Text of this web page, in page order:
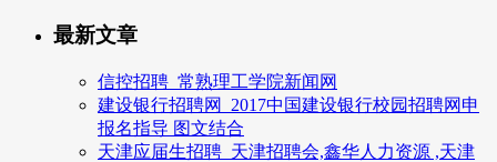
最新文章
信控招聘_常熟理工学院新闻网
建设银行招聘网_2017中国建设银行校园招聘网申
报名指导 图文结合
天津应届生招聘_天津招聘会,鑫华人力资源 ,天津